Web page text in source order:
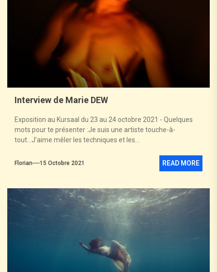
Interview de Marie DEW
Exposition au Kursaal du 23 au 24 octobre 2021 - Quelques
mots pour te présenter :Je suis une artiste touche-à-
tout...J’aime mêler les techniques et les...
Florian 15 Octobre 2021 READ MORE